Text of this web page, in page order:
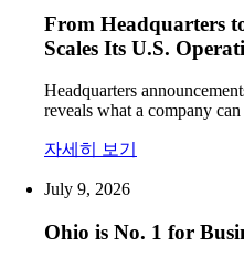
From Headquarters
Scales Its U.S.
Headquarters
reveals what a company
자세히 보기
July 9, 2026
Ohio is No. 1 for